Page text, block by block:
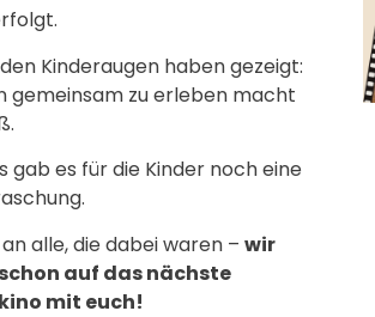
Kinderaugen haben gezeigt:
gemeinsam zu erleben macht
gab es für die Kinder noch eine
alle, die dabei waren – wir
auf das nächste
mit euch!